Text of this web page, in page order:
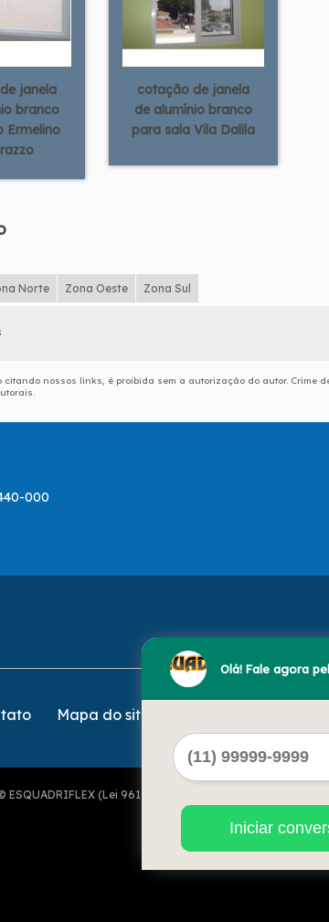
janela
branco
Ermelino
cotação de janela
de alumínio branco
para sala Vila Dalila
Norte Zona Oeste Zona Sul
nossos links, é proibida sem a autorização do autor. Crime
.
000
Mapa do site
(Lei 9610 de 19/02/1998)
Olá! Fale agora
Iniciar